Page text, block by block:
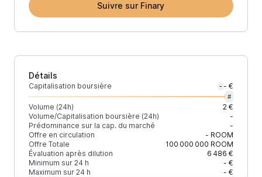
Suivre sur Finary
Détails
Capitalisation boursière - - €
#
Volume (24h)
2 €
Volume/Capitalisation boursière (24h)
-
Prédominance sur la cap. du marché
-
Offre en circulation
- ROOM
Offre Totale
100 000 000 ROOM
Évaluation après dilution
6 486 €
Minimum sur 24 h
- €
Maximum sur 24 h
- €